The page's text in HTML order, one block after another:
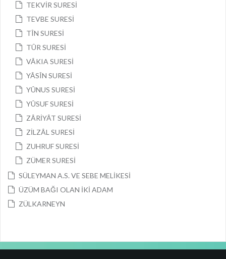
TEKVİR SURESİ
TEVBE SURESİ
TÎN SURESİ
TÛR SURESİ
VÂKIA SURESİ
YÂSÎN SURESİ
YÛNUS SURESİ
YÛSUF SURESİ
ZÂRİYÂT SURESİ
ZİLZÂL SURESİ
ZUHRUF SURESİ
ZÜMER SURESİ
SÜLEYMAN A.S. VE SEBE MELİKESİ
ÜZÜM BAĞI OLAN İKİ ADAM
ZÜLKARNEYN